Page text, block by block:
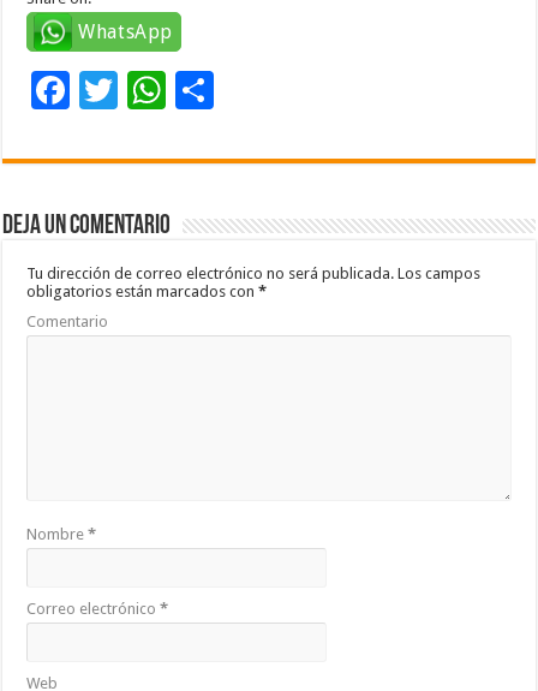
WhatsApp
F
e
b
o
o
k
T
tt
er
W
at
sA
p
p
m
ar
ti
Deja un comentario
Tu dirección de correo electrónico no será publicada. Los campos
obligatorios están marcados con*
Comentario
Nombre*
Correo electrónico*
Web